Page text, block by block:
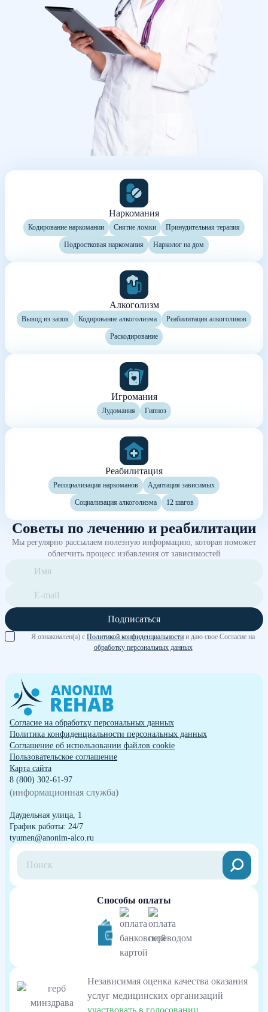
Наркомания
Кодирование наркомании Снятие ломки Принудительная терапия
Подростковая наркомания Нарколог на дом
Алкоголизм
Вывод из запоя Кодирование алкоголизма Реабилитация алкоголиков
Раскодирование
Игромания
Лудомания Гипноз
Реабилитация
Ресоциализация наркоманов Адаптация зависимых
Социализация алкоголизма 12 шагов
Советы по лечению и реабилитации
Мы регулярно рассылаем полезную информацию, которая поможет
облегчить процесс избавления от зависимостей
Подписаться
Я ознакомлен(а) с Политикой конфиденциальности и даю свое Согласие на
обработку персональных данных
Согласие на обработку персональных данных
Политика конфиденциальности персональных данных
Cоглашение об использовании файлов cookie
Пользовательское соглашение
Карта сайта
8 (800) 302-61-97
(информационная служба)
Даудельная улица, 1
График работы: 24/7
tyumen@anonim-alco.ru
Способы оплаты
Независимая оценка качества оказания
услуг медицинских организаций
участвовать в голосовании